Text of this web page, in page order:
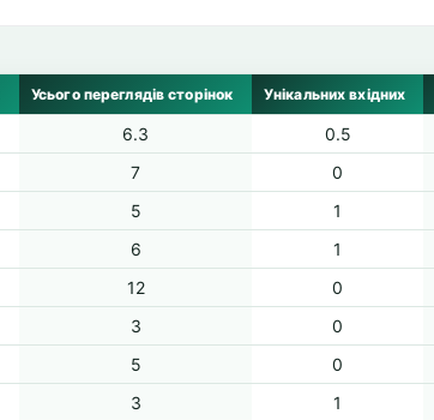
Усього переглядів сторінок Унікальних вхідних
6.3 0.5
7 0
5 1
6 1
12 0
3 0
5 0
3 1